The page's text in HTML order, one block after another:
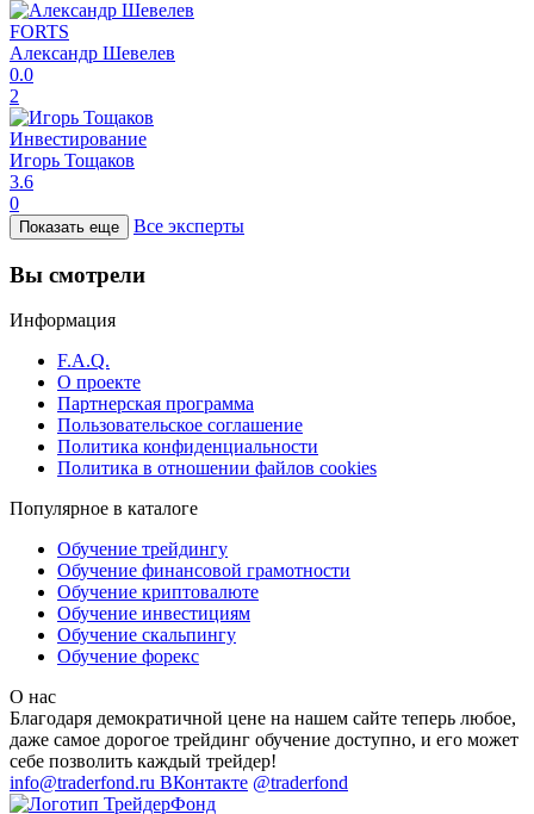
FORTS
Александр Шевелев
0.0
2
Инвестирование
Игорь Тощаков
3.6
0
Показать еще Все эксперты
Вы смотрели
Информация
F.A.Q.
О проекте
Партнерская программа
Пользовательское соглашение
Политика конфиденциальности
Политика в отношении файлов cookies
Популярное в каталоге
Обучение трейдингу
Обучение финансовой грамотности
Обучение криптовалюте
Обучение инвестициям
Обучение скальпингу
Обучение форекс
О нас
Благодаря демократичной цене на нашем сайте теперь любое,
даже самое дорогое трейдинг обучение доступно, и его может
себе позволить каждый трейдер!
info@traderfond.ru ВКонтакте @traderfond